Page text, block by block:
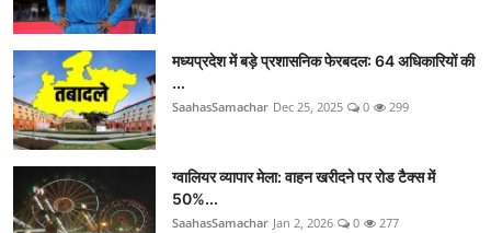
मध्यप्रदेश में बड़े प्रशासनिक फेरबदल: 64 अधिकारियों की
...
SaahasSamachar Dec 25, 2025 0 299
ग्वालियर व्यापार मेला: वाहन खरीदने पर रोड टैक्स में
50%...
SaahasSamachar Jan 2, 2026 0 277